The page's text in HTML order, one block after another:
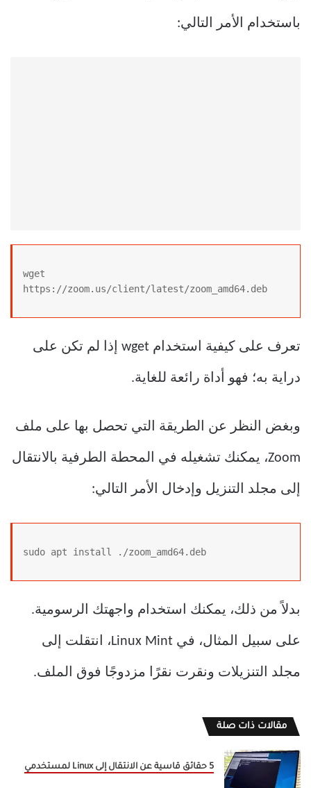
باستخدام الأمر التالي:
wget
https://zoom.us/client/latest/zoom_amd64.deb
تعرف على كيفية استخدام wget إذا لم تكن على
دراية به؛ فهو أداة رائعة للغاية.
وبغض النظر عن الطريقة التي تحصل بها على ملف
Zoom، يمكنك تشغيله في المحطة الطرفية بالانتقال
إلى مجلد التنزيل وإدخال الأمر التالي:
sudo apt install ./zoom_amd64.deb
بدلاً من ذلك، يمكنك استخدام واجهتك الرسومية.
على سبيل المثال، في Linux Mint، انتقلت إلى
مجلد التنزيلات ونقرت نقرًا مزدوجًا فوق الملف.
مقالات ذات صلة
5 حقائق قاسية عن الانتقال إلى Linux لمستخدمي